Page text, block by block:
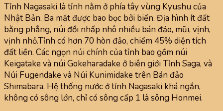
Tỉnh Nagasaki là tỉnh nằm ở phía tây vùng Kyushu của
Nhật Bản. Ba mặt được bao bọc bởi biển. Địa hình ít đất
bằng phẳng, núi đồi nhấp nhô nhiều bán đảo, mũi, vịnh,
vịnh nhỏ.Tỉnh có hơn 70 hòn đảo, chiếm 45% diện tích
đất liền. Các ngọn núi chính của tỉnh bao gồm núi
Keigatake và núi Gokeharadake ở biên giới Tỉnh Saga, và
Núi Fugendake và Núi Kunimidake trên Bán đảo
Shimabara. Hệ thống nước ở tỉnh Nagasaki khá ngắn,
không có sông lớn, chỉ có sông cấp 1 là sông Honmei.